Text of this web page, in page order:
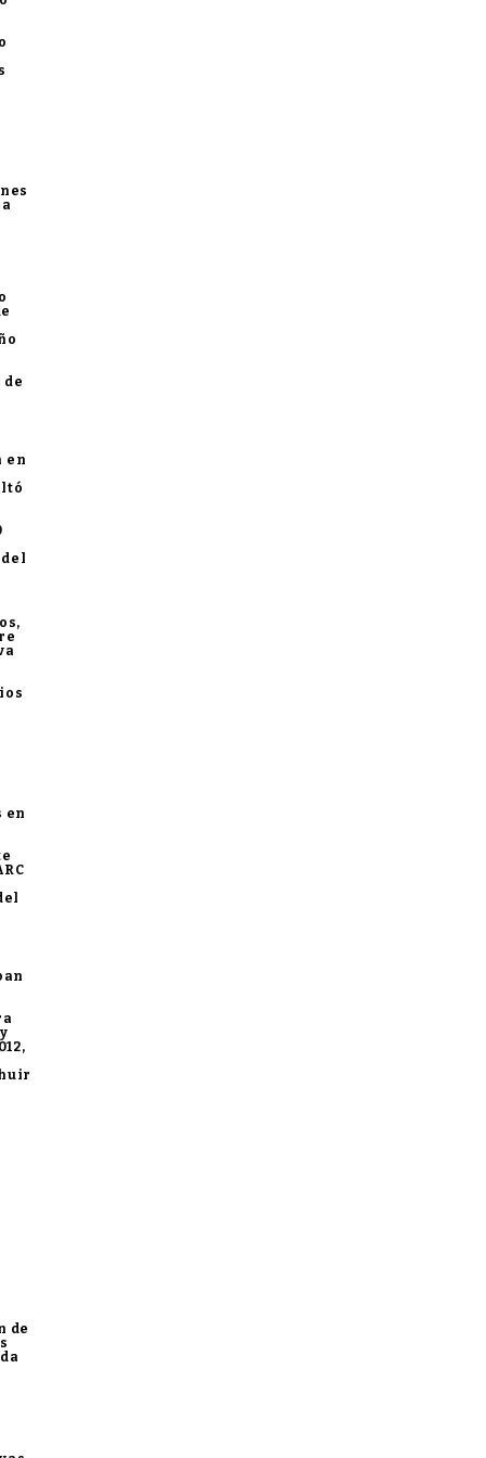
en
en
de